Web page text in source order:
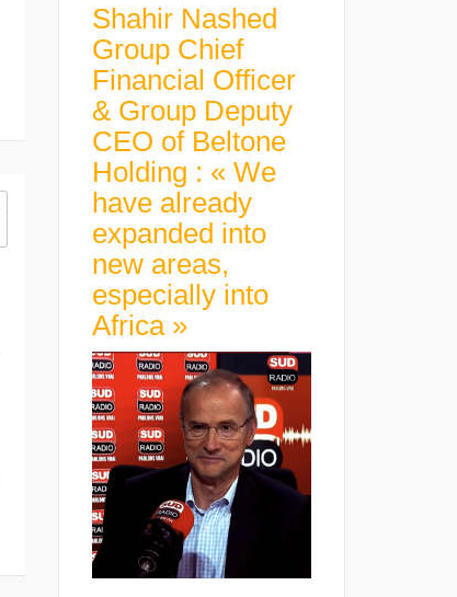
Shahir Nashed
Group Chief
Financial Officer
& Group Deputy
CEO of Beltone
Holding : « We
have already
expanded into
new areas,
especially into
Africa »